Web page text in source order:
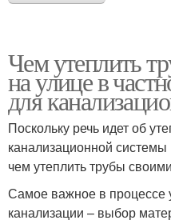
Чем утеплить
на улице в
для
Поскольку речь идет об
канализационной
чем утеплить трубы
Самое важное в процессе
канализации – выбор